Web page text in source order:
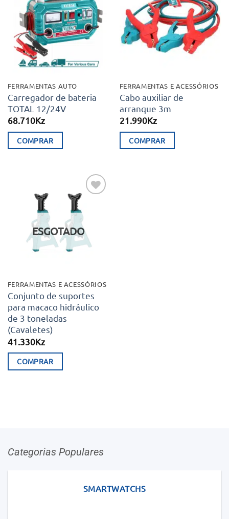
Adicionar
aos meus
desejos
FERRAMENTAS AUTO
Carregador de bateria
TOTAL 12/24V
68.710Kz
COMPRAR
Adicionar
aos meus
desejos
FERRAMENTAS E ACESSÓRIOS
Cabo auxiliar de
arranque 3m
21.990Kz
COMPRAR
Adicionar
aos meus
desejos
ESGOTADO
FERRAMENTAS E ACESSÓRIOS
Conjunto de suportes
para macaco hidráulico
de 3 toneladas
(Cavaletes)
41.330Kz
COMPRAR
Categorias Populares
SMARTWATCHS